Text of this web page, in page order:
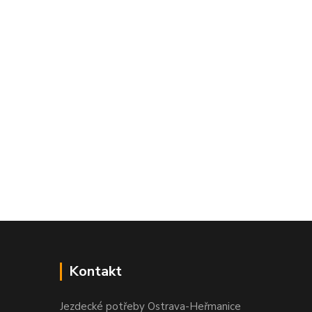
Kontakt
Jezdecké potřeby Ostrava-Heřmanice